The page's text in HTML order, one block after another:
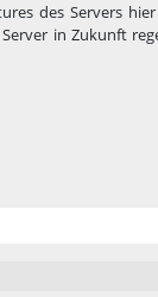
des Servers
in Zukunft